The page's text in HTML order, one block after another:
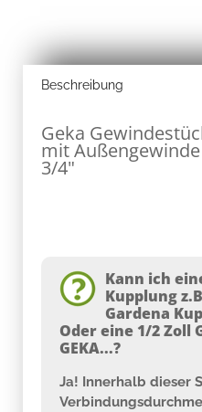
Beschreibung
Geka
mit Außengewinde
3/4"
Kann ich
Kupplung
Gardena
Oder eine 1/2 Zoll
GEKA...?
Ja! Innerhalb dieser